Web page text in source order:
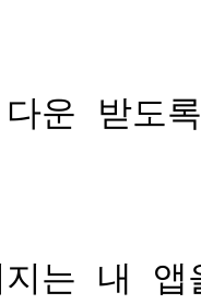
운 받도
지는 내